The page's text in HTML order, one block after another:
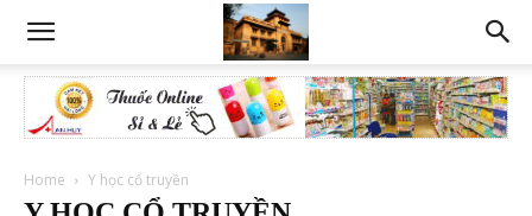
Home Y học cổ truyền